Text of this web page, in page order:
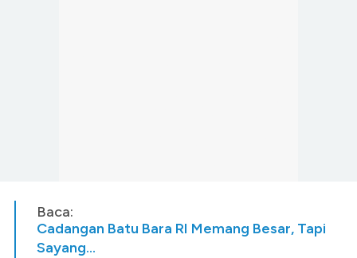
Baca:
Cadangan Batu Bara RI Memang Besar, Tapi
Sayang...